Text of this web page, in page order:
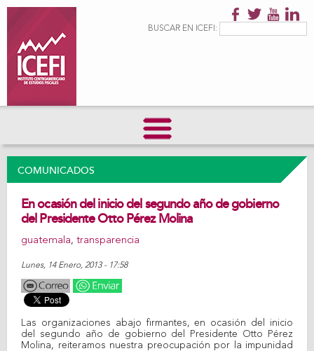
principalFormulario de
BUSCAR EN ICEFI:
COMUNICADOS
En ocasión del inicio del segundo año de gobierno
del Presidente Otto Pérez Molina
guatemala, transparencia
Lunes, 14 Enero, 2013 - 17:58
Las organizaciones abajo firmantes, en ocasión del inicio
del segundo año de gobierno del Presidente Otto Pérez
Molina, reiteramos nuestra preocupación por la impunidad